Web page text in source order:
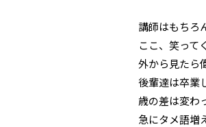
講師はもちろ
ここ、笑って
外から見たら
後輩達は卒業
歳の差は変わ
急にタメ語増